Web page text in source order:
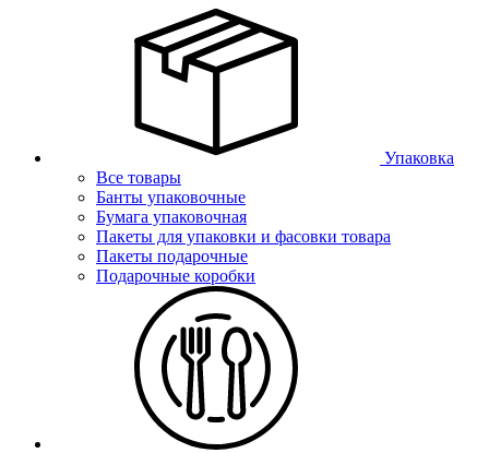
Упаковка
Все товары
Банты упаковочные
Бумага упаковочная
Пакеты для упаковки и фасовки товара
Пакеты подарочные
Подарочные коробки